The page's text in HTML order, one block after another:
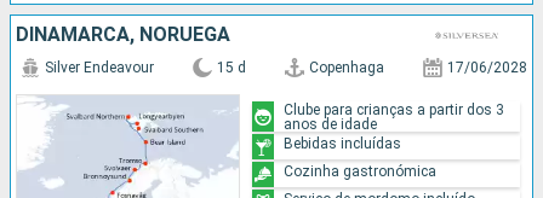
DINAMARCA, NORUEGA
Silver Endeavour 15 d Copenhaga 17/06/2028
Clube para crianças a partir dos 3
anos de idade
Bebidas incluídas
Cozinha gastronómica